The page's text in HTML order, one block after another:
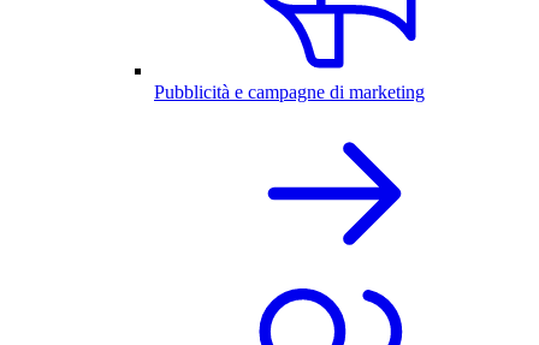
Pubblicità e campagne di marketing